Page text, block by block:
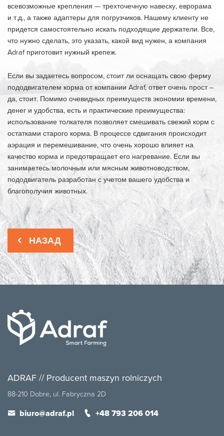
всевозможные крепления — трехточечную навеску, еврорама
и т.д., а также адаптеры для погрузчиков. Нашему клиенту не
придется самостоятельно искать подходящие держатели. Все,
что нужно сделать, это указать, какой вид нужен, а компания
Adraf приготовит нужный крепеж.
Если вы задаетесь вопросом, стоит ли оснащать свою ферму
пододвигателем корма от компании Adraf, ответ очень прост –
да, стоит. Помимо очевидных преимуществ экономии времени,
денег и удобства, есть и практические преимущества:
использование толкателя позволяет смешивать свежий корм с
остатками старого корма. В процессе сдвигания происходит
аэрация и перемешивание, что очень хорошо влияет на
качество корма и предотвращает его нагревание. Если вы
занимаетесь молочным или мясным животноводством,
пододвигатель разработан с учетом вашего удобства и
благополучия животных.
НАЗАД
ADRAF // Producent maszyn rolniczych
88-210 Dobre, ul. Fabryczna 2D
biuro@adraf.pl +48 793 206 014